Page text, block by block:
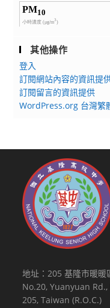
其他操作
登入
訂閱網站內容的資訊提
訂閱留言的資訊提供
WordPress.org 台灣繁
地址：205 基隆市暖暖
No.20, Yuanyuan
205, Taiwan (R.O.C.)